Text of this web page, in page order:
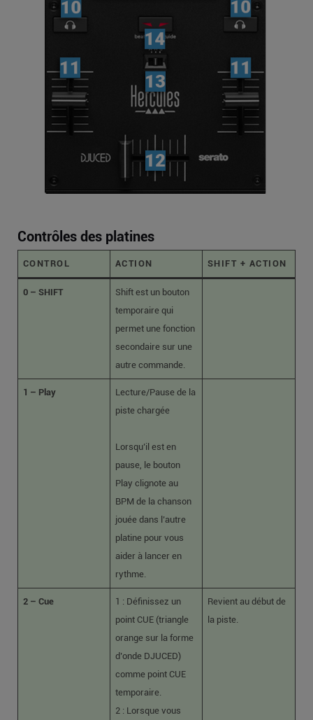
Contrôles des platines
CONTROL ACTION SHIFT + ACTION
0 – SHIFT
Shift est un bouton
temporaire qui
permet une fonction
secondaire sur une
autre commande.
1 – Play
Lecture/Pause de la
piste chargée
Lorsqu’il est en
pause, le bouton
Play clignote au
BPM de la chanson
jouée dans l’autre
platine pour vous
aider à lancer en
rythme.
2 – Cue
1 : Définissez un
point CUE (triangle
orange sur la forme
d’onde DJUCED)
comme point CUE
temporaire.
2 : Lorsque vous
Revient au début de
la piste.